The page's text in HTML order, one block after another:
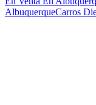
AlbuquerqueCarros